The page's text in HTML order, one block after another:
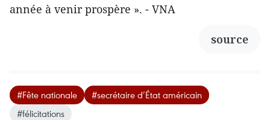
année à venir prospère ». - VNA
source
#Fête nationale
#secrétaire d’État américain
#félicitations